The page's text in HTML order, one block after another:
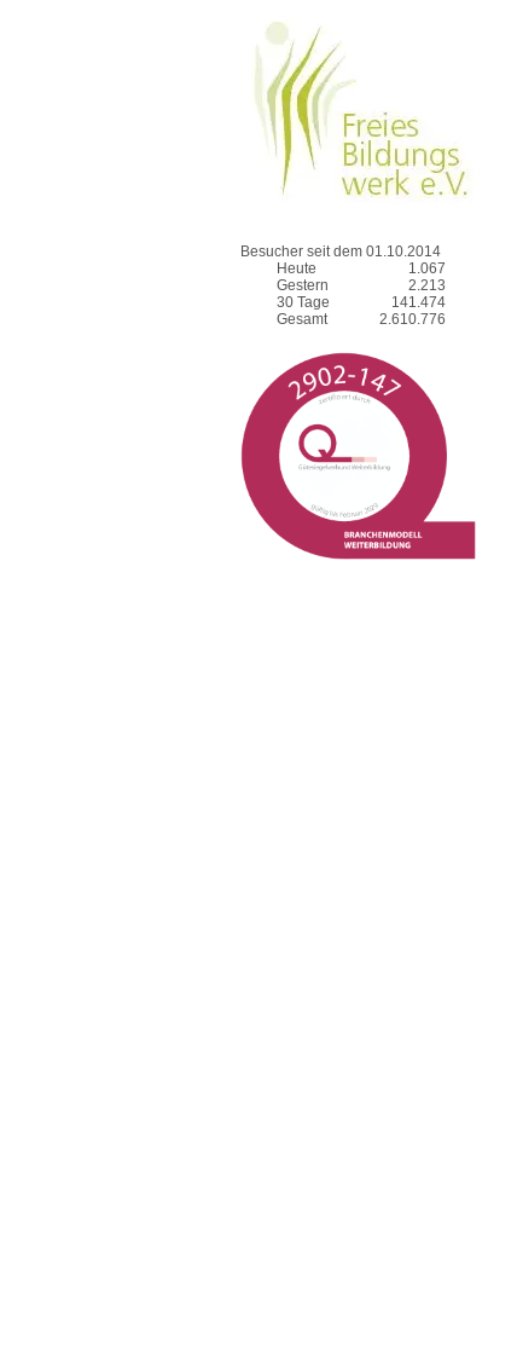
Besucher seit dem 01.10.2014
Heute
1.067
Gestern
2.213
30 Tage
141.474
Gesamt
2.610.776